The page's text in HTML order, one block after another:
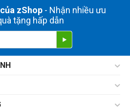
zShop- Nhận nhiều ưu
tặng hấp dẫn